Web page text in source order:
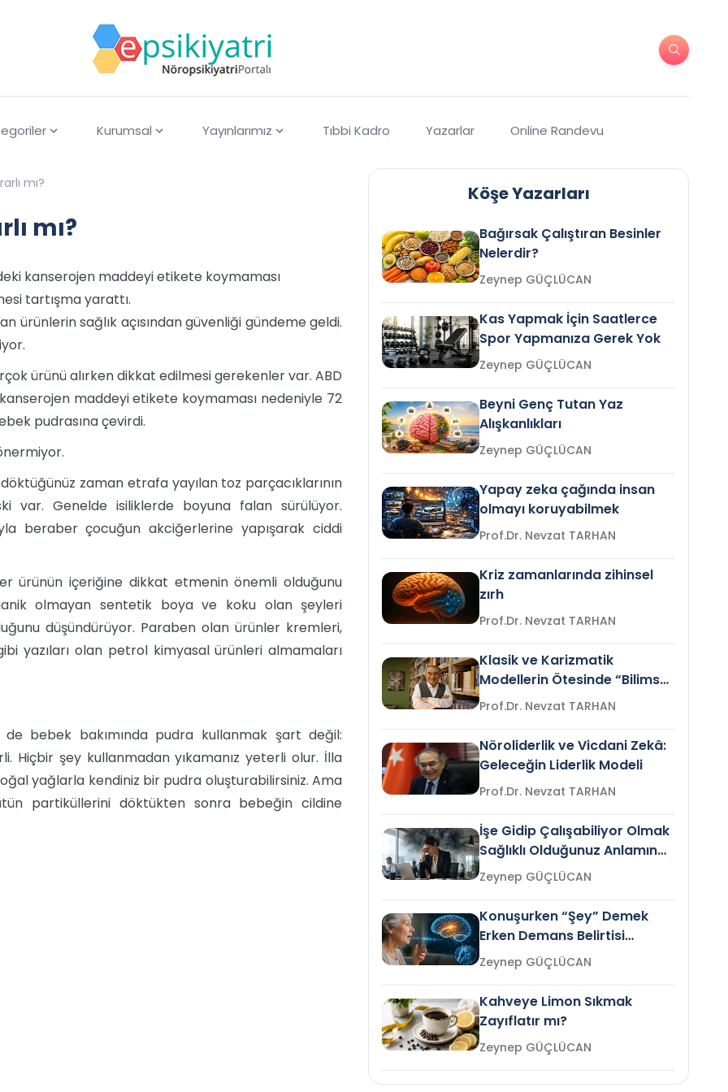
Kurumsal Yayınlarımız Tıbbi Kadro Yazarlar Online Randevu
mı?
mı?
kanserojen maddeyi etikete koymaması
tartışma yarattı.
ürünlerin sağlık açısından güvenliği gündeme geldi.
ürünü alırken dikkat edilmesi gerekenler var. ABD
maddeyi etikete koymaması nedeniyle 72
pudrasına çevirdi.
zaman etrafa yayılan toz parçacıklarının
var. Genelde isiliklerde boyuna falan sürülüyor.
beraber çocuğun akciğerlerine yapışarak ciddi
ürünün içeriğine dikkat etmenin önemli olduğunu
olmayan sentetik boya ve koku olan şeyleri
düşündürüyor. Paraben olan ürünler kremleri,
yazıları olan petrol kimyasal ürünleri almamaları
de bebek bakımında pudra kullanmak şart değil:
Hiçbir şey kullanmadan yıkamanız yeterli olur. İlla
yağlarla kendiniz bir pudra oluşturabilirsiniz. Ama
partiküllerini döktükten sonra bebeğin cildine
Köşe Yazarları
Bağırsak Çalıştıran Besinler
Nelerdir?
Zeynep GÜÇLÜCAN
Kas Yapmak İçin Saatlerce
Spor Yapmanıza Gerek Yok
Zeynep GÜÇLÜCAN
Beyni Genç Tutan Yaz
Alışkanlıkları
Zeynep GÜÇLÜCAN
Yapay zeka çağında insan
olmayı koruyabilmek
Prof.Dr. Nevzat TARHAN
Kriz zamanlarında zihinsel
zırh
Prof.Dr. Nevzat TARHAN
Klasik ve Karizmatik
Modellerin Ötesinde “Bilimsel
Liderlik”
Prof.Dr. Nevzat TARHAN
Nöroliderlik ve Vicdani Zekâ:
Geleceğin Liderlik Modeli
Prof.Dr. Nevzat TARHAN
İşe Gidip Çalışabiliyor Olmak
Sağlıklı Olduğunuz Anlamına
Gelir mi?Zeynep GÜÇLÜCAN
Konuşurken “Şey” Demek
Erken Demans Belirtisi
Olabilir mi?Zeynep GÜÇLÜCAN
Kahveye Limon Sıkmak
Zayıflatır mı?
Zeynep GÜÇLÜCAN